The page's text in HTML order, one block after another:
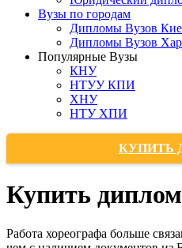
Вузы по городам
Дипломы Вузов
Дипломы Вузов
Популярные Вузы
КНУ
НТУУ КПИ
ХНУ
НТУ ХПИ
КУПИТЬ
Купить
Работа хореографа больше